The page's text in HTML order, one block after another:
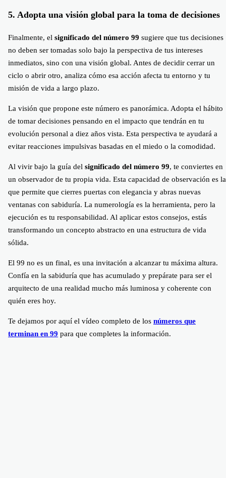
5. Adopta una visión global para la toma de decisiones
Finalmente, el significado del número 99 sugiere que tus decisiones
no deben ser tomadas solo bajo la perspectiva de tus intereses
inmediatos, sino con una visión global. Antes de decidir cerrar un
ciclo o abrir otro, analiza cómo esa acción afecta tu entorno y tu
misión de vida a largo plazo.
La visión que propone este número es panorámica. Adopta el hábito
de tomar decisiones pensando en el impacto que tendrán en tu
evolución personal a diez años vista. Esta perspectiva te ayudará a
evitar reacciones impulsivas basadas en el miedo o la comodidad.
Al vivir bajo la guía del significado del número 99, te conviertes en
un observador de tu propia vida. Esta capacidad de observación es la
que permite que cierres puertas con elegancia y abras nuevas
ventanas con sabiduría. La numerología es la herramienta, pero la
ejecución es tu responsabilidad. Al aplicar estos consejos, estás
transformando un concepto abstracto en una estructura de vida
sólida.
El 99 no es un final, es una invitación a alcanzar tu máxima altura.
Confía en la sabiduría que has acumulado y prepárate para ser el
arquitecto de una realidad mucho más luminosa y coherente con
quién eres hoy.
Te dejamos por aquí el vídeo completo de los números que
terminan en 99 para que completes la información.